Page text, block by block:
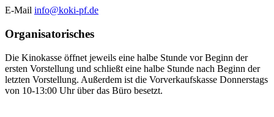
E-Mail info@koki-pf.de
Organisatorisches
Die Kinokasse öffnet jeweils eine halbe Stunde vor Beginn der
ersten Vorstellung und schließt eine halbe Stunde nach Beginn der
letzten Vorstellung. Außerdem ist die Vorverkaufskasse Donnerstags
von 10-13:00 Uhr über das Büro besetzt.